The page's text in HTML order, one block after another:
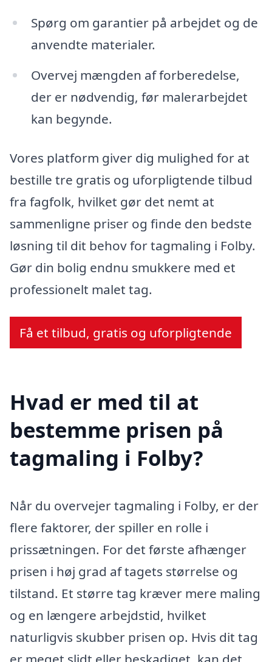
Spørg om garantier på arbejdet og de
anvendte materialer.
Overvej mængden af forberedelse,
der er nødvendig, før malerarbejdet
kan begynde.
Vores platform giver dig mulighed for at
bestille tre gratis og uforpligtende tilbud
fra fagfolk, hvilket gør det nemt at
sammenligne priser og finde den bedste
løsning til dit behov for tagmaling i Folby.
Gør din bolig endnu smukkere med et
professionelt malet tag.
Få et tilbud, gratis og uforpligtende
Hvad er med til at
bestemme prisen på
tagmaling i Folby?
Når du overvejer tagmaling i Folby, er der
flere faktorer, der spiller en rolle i
prissætningen. For det første afhænger
prisen i høj grad af tagets størrelse og
tilstand. Et større tag kræver mere maling
og en længere arbejdstid, hvilket
naturligvis skubber prisen op. Hvis dit tag